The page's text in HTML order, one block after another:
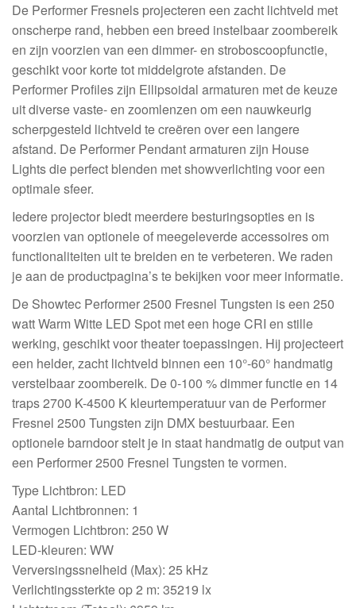
De Performer Fresnels projecteren een zacht lichtveld met
onscherpe rand, hebben een breed instelbaar zoombereik
en zijn voorzien van een dimmer- en stroboscoopfunctie,
geschikt voor korte tot middelgrote afstanden. De
Performer Profiles zijn Ellipsoidal armaturen met de keuze
uit diverse vaste- en zoomlenzen om een nauwkeurig
scherpgesteld lichtveld te creëren over een langere
afstand. De Performer Pendant armaturen zijn House
Lights die perfect blenden met showverlichting voor een
optimale sfeer.
Iedere projector biedt meerdere besturingsopties en is
voorzien van optionele of meegeleverde accessoires om
functionaliteiten uit te breiden en te verbeteren. We raden
je aan de productpagina’s te bekijken voor meer informatie.
De Showtec Performer 2500 Fresnel Tungsten is een 250
watt Warm Witte LED Spot met een hoge CRI en stille
werking, geschikt voor theater toepassingen. Hij projecteert
een helder, zacht lichtveld binnen een 10°-60° handmatig
verstelbaar zoombereik. De 0-100 % dimmer functie en 14
traps 2700 K-4500 K kleurtemperatuur van de Performer
Fresnel 2500 Tungsten zijn DMX bestuurbaar. Een
optionele barndoor stelt je in staat handmatig de output van
een Performer 2500 Fresnel Tungsten te vormen.
Type Lichtbron: LED
Aantal Lichtbronnen: 1
Vermogen Lichtbron: 250 W
LED-kleuren: WW
Verversingssnelheid (Max): 25 kHz
Verlichtingssterkte op 2 m: 35219 lx